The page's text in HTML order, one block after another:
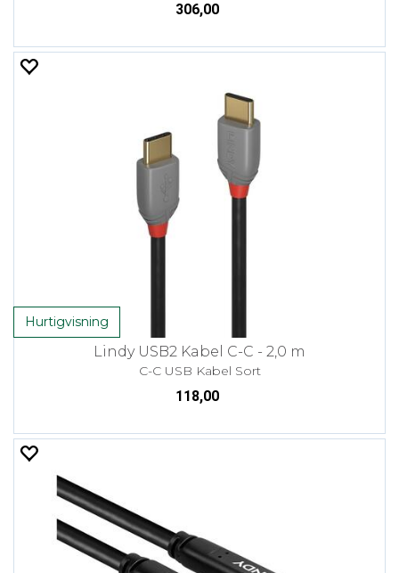
306,00
Hurtigvisning
Lindy USB2 Kabel C-C - 2,0 m
C-C USB Kabel Sort
118,00